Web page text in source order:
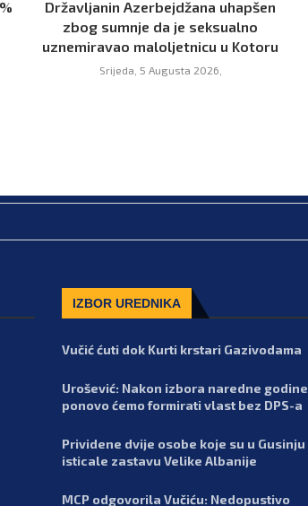
Državljanin Azerbejdžana uhapšen
zbog sumnje da je seksualno
uznemiravao maloljetnicu u Kotoru
Srijeda, 5 Augusta 2026,
IZBOR UREDNIKA
Vučić ćuti dok Kurti krstari Gazivodama
Urošević: Nakon izbora naredne godine
ponovo ćemo formirati vlast bez DPS-a
Prividene dvije osobe koje su u Gusinju
isticale zastavu Velike Albanije
MCP odgovorila Vučiću: Nedopustivo